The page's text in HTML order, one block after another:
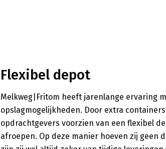
Flexibel depot
Melkweg|Fritom heeft jarenlange ervaring
opslagmogelijkheden. Door extra
opdrachtgevers voorzien van een flexibel
afroepen. Op deze manier hoeven zij geen